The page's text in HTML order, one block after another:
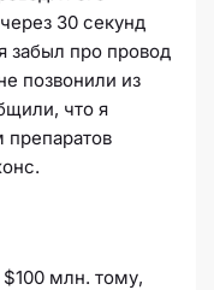
30 секунд
забыл про провод
позвонили из
что я
млн. тому,